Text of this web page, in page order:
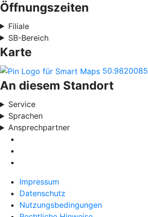
Öffnungszeiten
Filiale
SB-Bereich
Karte
50.9820085
An diesem Standort
Service
Sprachen
Ansprechpartner
Impressum
Datenschutz
Nutzungsbedingungen